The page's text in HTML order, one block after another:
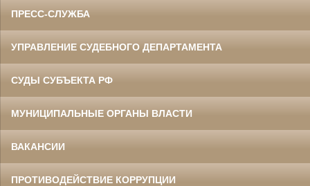
ПРЕСС-СЛУЖБА
УПРАВЛЕНИЕ СУДЕБНОГО ДЕПАРТАМЕНТА
СУДЫ СУБЪЕКТА РФ
МУНИЦИПАЛЬНЫЕ ОРГАНЫ ВЛАСТИ
ВАКАНСИИ
ПРОТИВОДЕЙСТВИЕ КОРРУПЦИИ